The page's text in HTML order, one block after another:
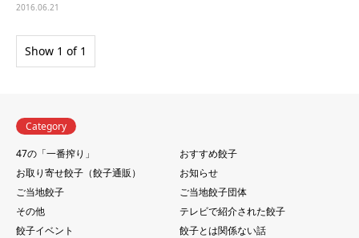
2016.06.21
Show 1 of 1
Category
47の「一番搾り」
おすすめ餃子
お取り寄せ餃子（餃子通販）
お知らせ
ご当地餃子
ご当地餃子団体
その他
テレビで紹介された餃子
餃子イベント
餃子とは関係ない話